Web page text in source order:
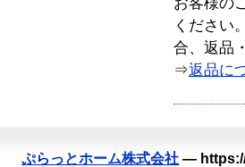
お客様の
ください
合、返品
⇒返品に
ぷらっとホーム株式会社 —